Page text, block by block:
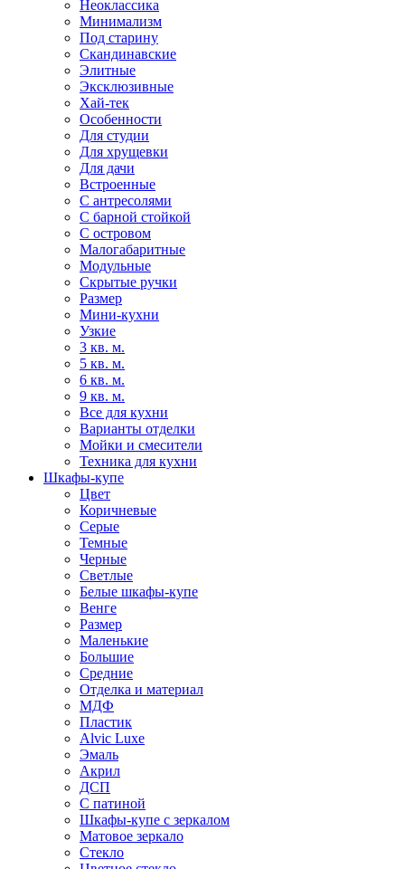
Неоклассика
Минимализм
Под старину
Скандинавские
Элитные
Эксклюзивные
Хай-тек
Особенности
Для студии
Для хрущевки
Для дачи
Встроенные
С антресолями
С барной стойкой
С островом
Малогабаритные
Модульные
Скрытые ручки
Размер
Мини-кухни
Узкие
3 кв. м.
5 кв. м.
6 кв. м.
9 кв. м.
Все для кухни
Варианты отделки
Мойки и смесители
Техника для кухни
Шкафы-купе
Цвет
Коричневые
Серые
Темные
Черные
Светлые
Белые шкафы-купе
Венге
Размер
Маленькие
Большие
Средние
Отделка и материал
МДФ
Пластик
Alvic Luxe
Эмаль
Акрил
ДСП
С патиной
Шкафы-купе с зеркалом
Матовое зеркало
Стекло